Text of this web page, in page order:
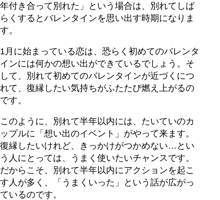
年付き合って別れた」という場合は、別れてしば
らくするとバレンタインを思い出す時期になりま
す。
1月に始まっている恋は、恐らく初めてのバレンタ
インには何かの想い出ができているでしょう。そ
して、別れて初めてのバレンタインが近づくにつ
れて、復縁したい気持ちがふたたび燃え上がるの
です。
このように、別れて半年以内には、たいていのカ
ップルに「想い出のイベント」がやって来ます。
復縁したいけれど、きっかけがつかめない…とい
う人にとっては、うまく使いたいチャンスです。
だからこそ、別れて半年以内にアクションを起こ
す人が多く、「うまくいった」という話が広がっ
ているのです。